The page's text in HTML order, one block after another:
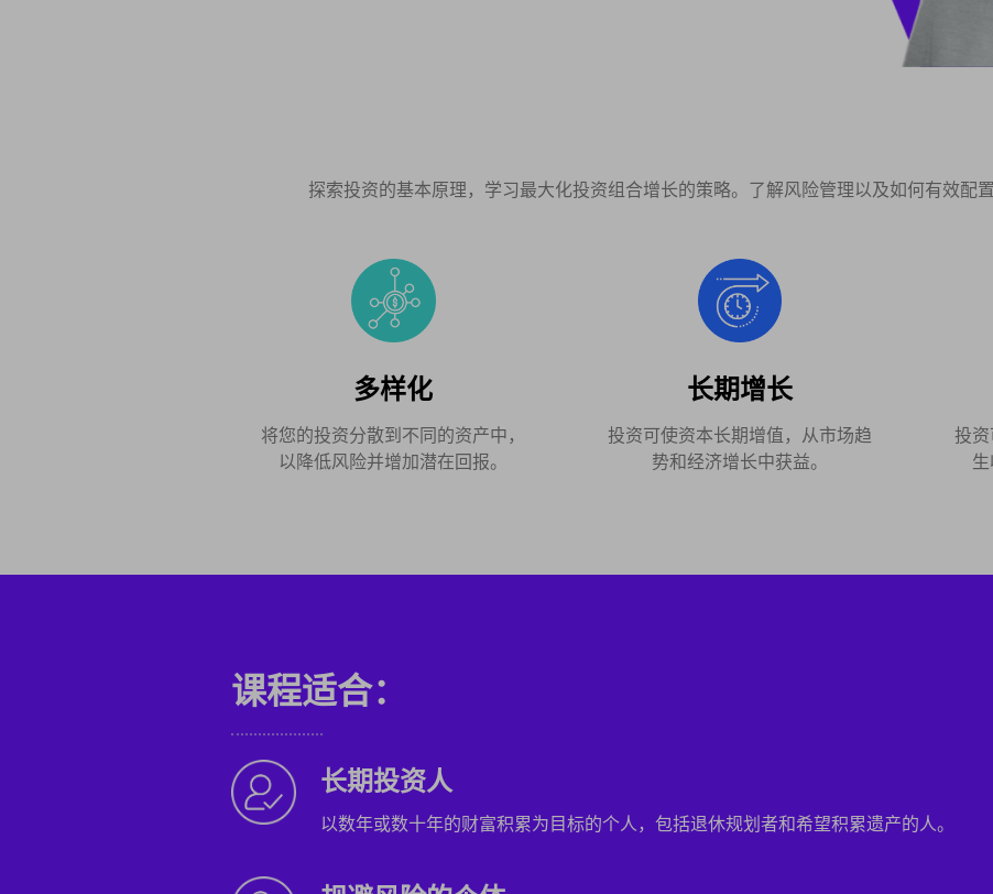
探索投资的基本原理，学习最大化投资组合增长的策略。了解风险管理以及如何有效配
多样化
将您的投资分散到不同的资产中，
以降低风险并增加潜在回报。
长期增长
投资可使资本长期增值，从市场趋
势和经济增长中获益。
投
课程适合：
长期投资人
以数年或数十年的财富积累为目标的个人，包括退休规划者和希望积累遗产的人。